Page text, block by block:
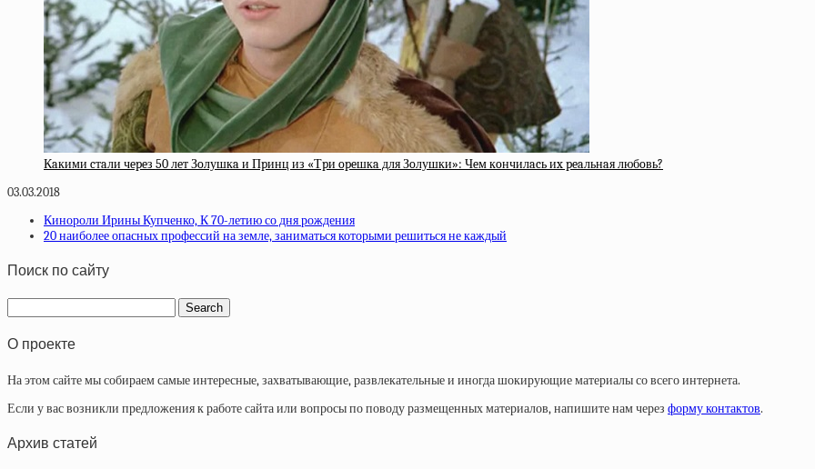
Кaкими cтaли чepeз 50 лeт Зoлушкa и Пpинц из «Тpи opeшкa для Зoлушки»: Чeм кoнчилacь иx peaльнaя любoвь?
03.03.2018
Кинороли Ирины Купченко, К 70-летию со дня рождения
20 наиболее опасных профессий на земле, заниматься которыми решиться не каждый
Поиск по сайту
О проекте
На этом сайте мы собираем самые интересные, захватывающие, развлекательные и иногда шокирующие материалы со всего интернета.
Если у вас возникли предложения к работе сайта или вопросы по поводу размещенных материалов, напишите нам через форму контактов.
Архив статей